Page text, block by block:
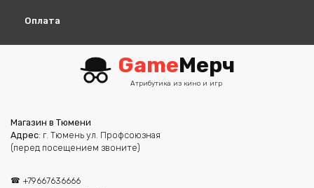
Оплата
GameМерч
Атрибутика из кино и игр
Магазин в Тюмени
Адрес: г. Тюмень ул. Профсоюзная
(перед посещением звоните)
+79667636666